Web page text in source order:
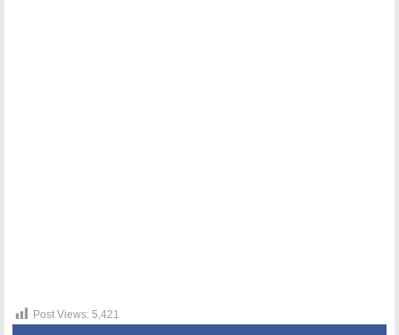
Post Views: 5,421